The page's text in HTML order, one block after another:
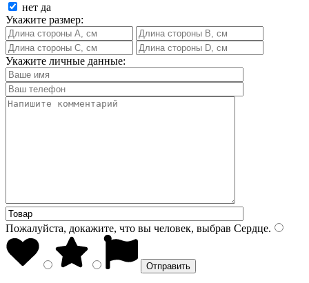
нет да
Укажите размер:
Укажите личные данные:
Пожалуйста, докажите, что вы человек, выбрав Сердце.